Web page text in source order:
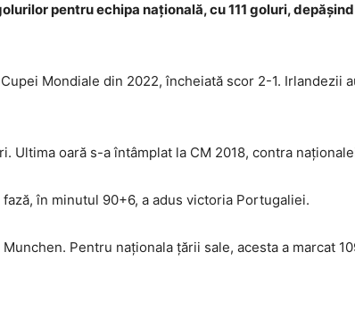
pentru echipa națională, cu 111 goluri,
Mondiale din 2022, încheiată scor 2-1. Irlandezii
oară s-a întâmplat la CM 2018, contra
în minutul 90+6, a adus victoria Portugaliei.
Pentru naționala țării sale, acesta a marcat